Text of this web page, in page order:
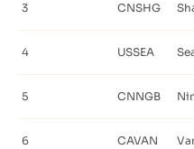
3 CNSHG
4 USSEA
5 CNNGB
6 CAVAN